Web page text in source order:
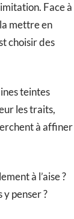
Face à
mettre en
choisir des
teintes
les traits,
à affiner
à l’aise ?
penser ?